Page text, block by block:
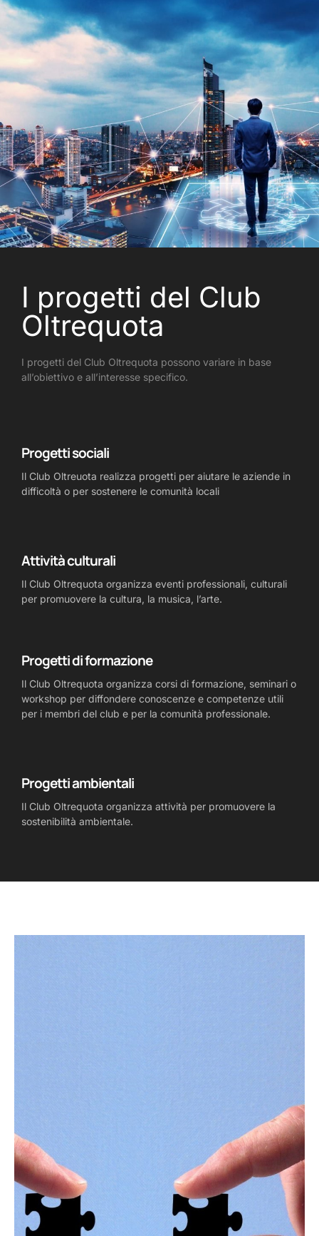
I progetti del Club
Oltrequota
I progetti del Club Oltrequota possono variare in base
all’obiettivo e all’interesse specifico.
Progetti sociali
Il Club Oltreuota realizza progetti per aiutare le aziende in
difficoltà o per sostenere le comunità locali
Attività culturali
Il Club Oltrequota organizza eventi professionali, culturali
per promuovere la cultura, la musica, l’arte.
Progetti di formazione
Il Club Oltrequota organizza corsi di formazione, seminari o
workshop per diffondere conoscenze e competenze utili
per i membri del club e per la comunità professionale.
Progetti ambientali
Il Club Oltrequota organizza attività per promuovere la
sostenibilità ambientale.